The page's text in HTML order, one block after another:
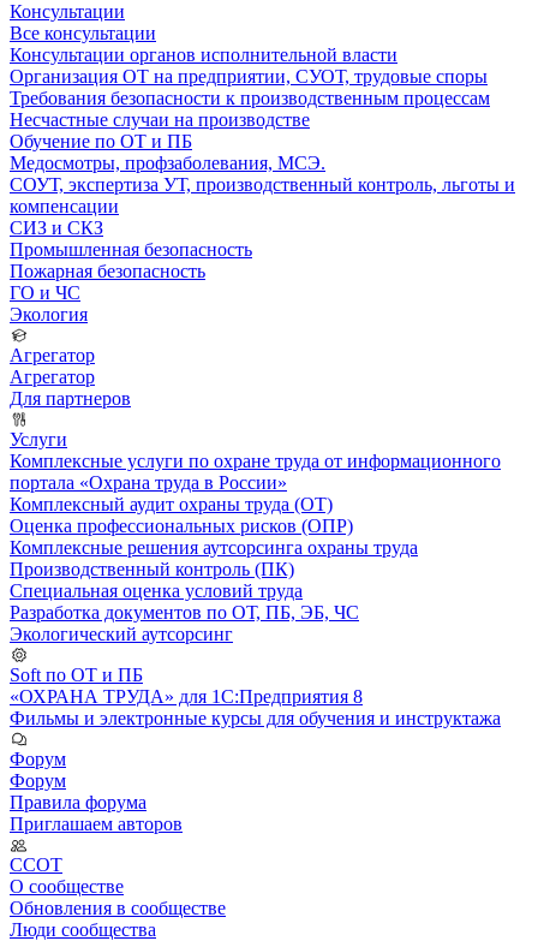
Консультации
Все консультации
Консультации органов исполнительной власти
Организация ОТ на предприятии, СУОТ, трудовые споры
Требования безопасности к производственным процессам
Несчастные случаи на производстве
Обучение по ОТ и ПБ
Медосмотры, профзаболевания, МСЭ.
СОУТ, экспертиза УТ, производственный контроль, льготы и
компенсации
СИЗ и СКЗ
Промышленная безопасность
Пожарная безопасность
ГО и ЧС
Экология
Агрегатор
Агрегатор
Для партнеров
Услуги
Комплексные услуги по охране труда от информационного
портала «Охрана труда в России»
Комплексный аудит охраны труда (ОТ)
Оценка профессиональных рисков (ОПР)
Комплексные решения аутсорсинга охраны труда
Производственный контроль (ПК)
Специальная оценка условий труда
Разработка документов по ОТ, ПБ, ЭБ, ЧС
Экологический аутсорсинг
Soft по ОТ и ПБ
«ОХРАНА ТРУДА» для 1С:Предприятия 8
Фильмы и электронные курсы для обучения и инструктажа
Форум
Форум
Правила форума
Приглашаем авторов
ССОТ
О сообществе
Обновления в сообществе
Люди сообщества